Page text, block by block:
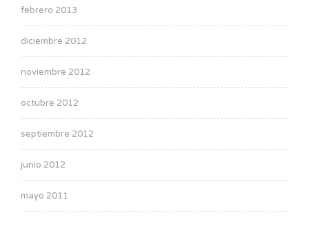
febrero 2013
diciembre 2012
noviembre 2012
octubre 2012
septiembre 2012
junio 2012
mayo 2011